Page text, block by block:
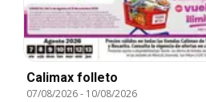
Calimax folleto
07/08/2026- 10/08/2026